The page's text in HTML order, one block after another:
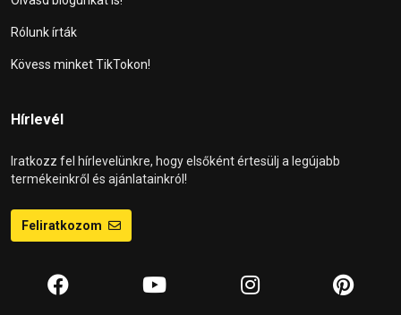
Rólunk írták
Kövess minket TikTokon!
Hírlevél
Iratkozz fel hírlevelünkre, hogy elsőként értesülj a legújabb
termékeinkről és ajánlatainkról!
Feliratkozom